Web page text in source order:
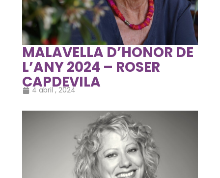
MALAVELLA D’HONOR DE
L’ANY 2024 – ROSER
CAPDEVILA
4 abril , 2024